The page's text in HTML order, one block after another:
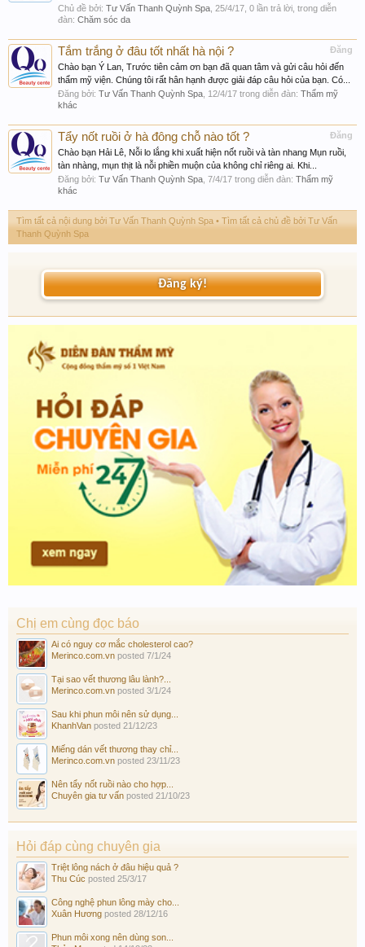
Chủ đề bởi: Tư Vấn Thanh Quỳnh Spa 25/4/17 , 0 lần trả lời, trong diễn
đàn: Chăm sóc da
Đăng
Tắm trắng ở đâu tốt nhất hà nội ?
Chào bạn Ý Lan, Trước tiên cảm ơn bạn đã quan tâm và gửi câu hỏi đến
thẩm mỹ viện. Chúng tôi rất hân hạnh được giải đáp câu hỏi của bạn. Có...
Đăng bởi: Tư Vấn Thanh Quỳnh Spa 12/4/17 trong diễn đàn: Thẩm mỹ
khác
Đăng
Tẩy nốt ruồi ở hà đông chỗ nào tốt ?
Chào bạn Hải Lê, Nỗi lo lắng khi xuất hiện nốt ruồi và tàn nhang Mụn ruồi,
tàn nhàng, mụn thịt là nỗi phiền muộn của không chỉ riêng ai. Khi...
Đăng bởi: Tư Vấn Thanh Quỳnh Spa 7/4/17 trong diễn đàn: Thẩm mỹ
khác
Tìm tất cả nội dung bởi Tư Vấn Thanh Quỳnh Spa
Tìm tất cả chủ đề bởi Tư Vấn
Thanh Quỳnh Spa
Đăng ký!
Chị em cùng đọc báo
Ai có nguy cơ mắc cholesterol cao?
Merinco.com.vn posted 7/1/24
Tại sao vết thương lâu lành?...
Merinco.com.vn posted 3/1/24
Sau khi phun môi nên sử dụng...
KhanhVan posted 21/12/23
Miếng dán vết thương thay chỉ...
Merinco.com.vn posted 23/11/23
Nên tẩy nốt ruồi nào cho hợp...
Chuyên gia tư vấn posted 21/10/23
Hỏi đáp cùng chuyên gia
Triệt lông nách ở đâu hiệu quả ?
Thu Cúc posted 25/3/17
Công nghệ phun lông mày cho...
Xuân Hương posted 28/12/16
Phun môi xong nên dùng son...